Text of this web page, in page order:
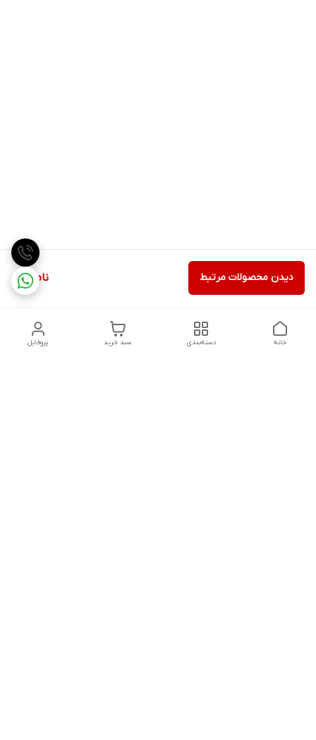
ناموجود دیدن محصولات مرتبط
پروفایل سبد خرید دسته‌بندی خانه